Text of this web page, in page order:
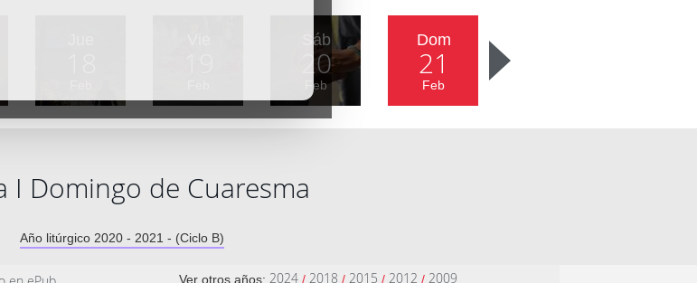
Sáb
20
Feb
Dom
21
Feb
I Domingo de Cuaresma
Año litúrgico 2020 - 2021 - (Ciclo B)
Ver otros años: 2024 / 2018 / 2015 / 2012 / 2009